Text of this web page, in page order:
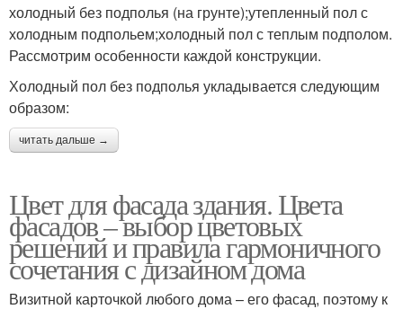
холодный без подполья (на грунте);утепленный пол с
холодным подпольем;холодный пол с теплым подполом.
Рассмотрим особенности каждой конструкции.
Холодный пол без подполья укладывается следующим
образом:
читать дальше →
Цвет для фасада здания. Цвета
фасадов – выбор цветовых
решений и правила гармоничного
сочетания с дизайном дома
Визитной карточкой любого дома – его фасад, поэтому к